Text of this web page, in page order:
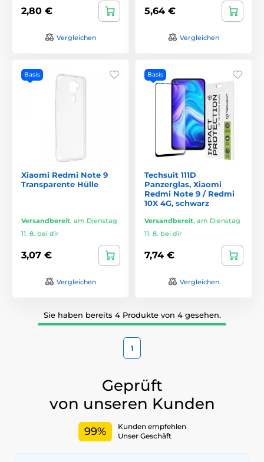
2,80 €
Vergleichen
5,64 €
Vergleichen
Basis
Xiaomi Redmi Note 9
Transparente Hülle
Versandbereit, am Dienstag
11. 8. bei dir
3,07 €
Vergleichen
Basis
Techsuit 111D
Panzerglas, Xiaomi
Redmi Note 9 / Redmi
10X 4G, schwarz
Versandbereit, am Dienstag
11. 8. bei dir
7,74 €
Vergleichen
Sie haben bereits 4 Produkte von 4 gesehen.
1
Geprüft
von unseren Kunden
99%
Kunden empfehlen
Unser Geschäft